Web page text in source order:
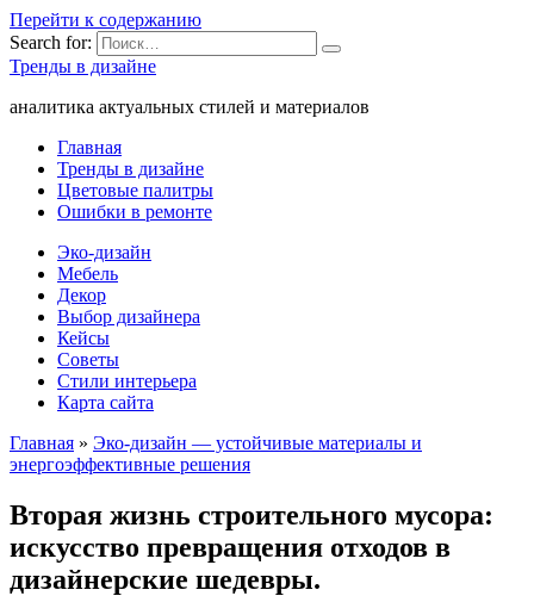
Перейти к содержанию
Search for:
Тренды в дизайне
аналитика актуальных стилей и материалов
Главная
Тренды в дизайне
Цветовые палитры
Ошибки в ремонте
Эко-дизайн
Мебель
Декор
Выбор дизайнера
Кейсы
Советы
Стили интерьера
Карта сайта
Главная » Эко-дизайн — устойчивые материалы и
энергоэффективные решения
Вторая жизнь строительного мусора:
искусство превращения отходов в
дизайнерские шедевры.